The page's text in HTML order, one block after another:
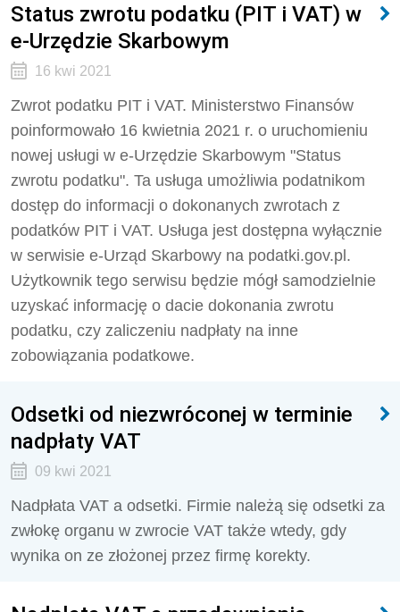
Status zwrotu podatku (PIT i VAT) w
e-Urzędzie Skarbowym
16 kwi 2021
Zwrot podatku PIT i VAT. Ministerstwo Finansów
poinformowało 16 kwietnia 2021 r. o uruchomieniu
nowej usługi w e-Urzędzie Skarbowym "Status
zwrotu podatku". Ta usługa umożliwia podatnikom
dostęp do informacji o dokonanych zwrotach z
podatków PIT i VAT. Usługa jest dostępna wyłącznie
w serwisie e-Urząd Skarbowy na podatki.gov.pl.
Użytkownik tego serwisu będzie mógł samodzielnie
uzyskać informację o dacie dokonania zwrotu
podatku, czy zaliczeniu nadpłaty na inne
zobowiązania podatkowe.
Odsetki od niezwróconej w terminie
nadpłaty VAT
09 kwi 2021
Nadpłata VAT a odsetki. Firmie należą się odsetki za
zwłokę organu w zwrocie VAT także wtedy, gdy
wynika on ze złożonej przez firmę korekty.